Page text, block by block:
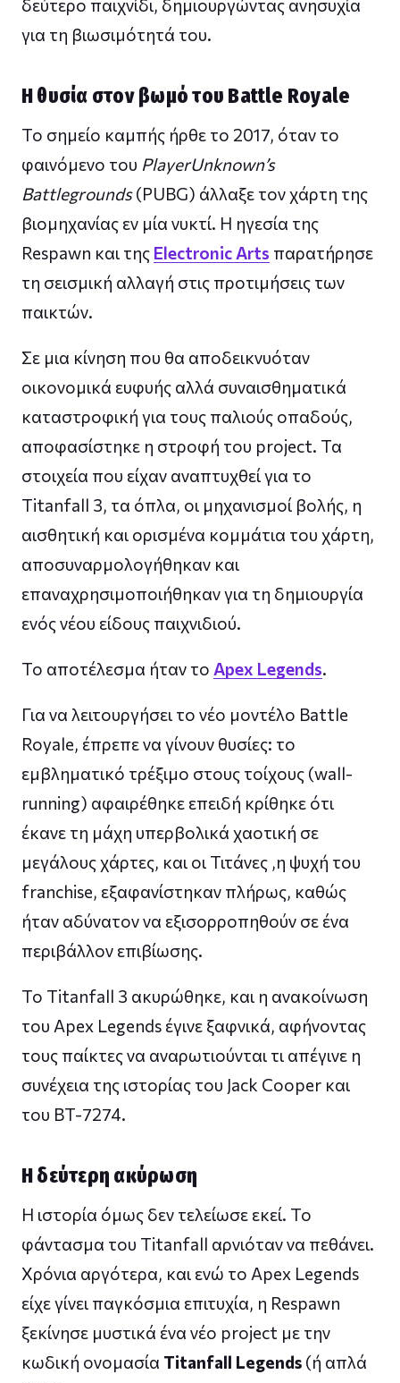
δεύτερο παιχνίδι, δημιουργώντας ανησυχία
για τη βιωσιμότητά του.
Η θυσία στον βωμό του Battle Royale
Το σημείο καμπής ήρθε το 2017, όταν το
φαινόμενο του PlayerUnknown’s
Battlegrounds(PUBG) άλλαξε τον χάρτη της
βιομηχανίας εν μία νυκτί. Η ηγεσία της
Respawn και της Electronic Arts παρατήρησε
τη σεισμική αλλαγή στις προτιμήσεις των
παικτών.
Σε μια κίνηση που θα αποδεικνυόταν
οικονομικά ευφυής αλλά συναισθηματικά
καταστροφική για τους παλιούς οπαδούς,
αποφασίστηκε η στροφή του project. Τα
στοιχεία που είχαν αναπτυχθεί για το
Titanfall 3, τα όπλα, οι μηχανισμοί βολής, η
αισθητική και ορισμένα κομμάτια του χάρτη,
αποσυναρμολογήθηκαν και
επαναχρησιμοποιήθηκαν για τη δημιουργία
ενός νέου είδους παιχνιδιού.
Το αποτέλεσμα ήταν το Apex Legends.
Για να λειτουργήσει το νέο μοντέλο Battle
Royale, έπρεπε να γίνουν θυσίες: το
εμβληματικό τρέξιμο στους τοίχους (wall-
running) αφαιρέθηκε επειδή κρίθηκε ότι
έκανε τη μάχη υπερβολικά χαοτική σε
μεγάλους χάρτες, και οι Τιτάνες ,η ψυχή του
franchise, εξαφανίστηκαν πλήρως, καθώς
ήταν αδύνατον να εξισορροπηθούν σε ένα
περιβάλλον επιβίωσης.
Το Titanfall 3 ακυρώθηκε, και η ανακοίνωση
του Apex Legends έγινε ξαφνικά, αφήνοντας
τους παίκτες να αναρωτιούνται τι απέγινε η
συνέχεια της ιστορίας του Jack Cooper και
του BT-7274.
Η δεύτερη ακύρωση
Η ιστορία όμως δεν τελείωσε εκεί. Το
φάντασμα του Titanfall αρνιόταν να πεθάνει.
Χρόνια αργότερα, και ενώ το Apex Legends
είχε γίνει παγκόσμια επιτυχία, η Respawn
ξεκίνησε μυστικά ένα νέο project με την
κωδική ονομασία Titanfall Legends (ή απλά